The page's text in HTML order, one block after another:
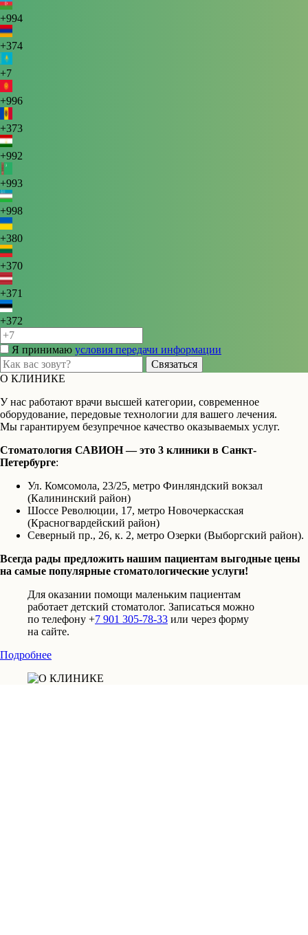
+994
+374
+7
+996
+373
+992
+993
+998
+380
+370
+371
+372
Я принимаю условия передачи информации
Связаться
О КЛИНИКЕ
У нас работают врачи высшей категории, современное
оборудование, передовые технологии для вашего лечения.
Мы гарантируем безупречное качество оказываемых услуг.
Стоматология САВИОН — это 3 клиники в Санкт-
Петербурге:
Ул. Комсомола, 23/25, метро Финляндский вокзал
(Калининский район)
Шоссе Революции, 17, метро Новочеркасская
(Красногвардейский район)
Северный пр., 26, к. 2, метро Озерки (Выборгский район).
Всегда рады предложить нашим пациентам выгодные цены
на самые популярные стоматологические услуги!
Для оказании помощи маленьким пациентам
работает детский стоматолог. Записаться можно
по телефону +7 901 305-78-33 или через форму
на сайте.
Подробнее